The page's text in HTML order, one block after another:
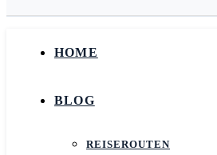
HOME
BLOG
REISEROUTEN